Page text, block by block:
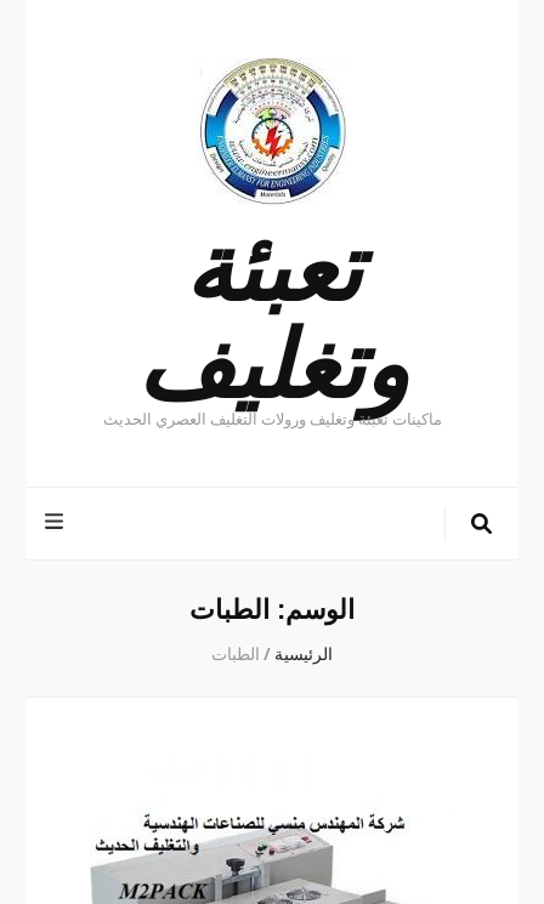
تعبئة
وتغليف
ماكينات تعبئة وتغليف ورولات التغليف العصري الحديث
الوسم: الطبات
الرئيسية / الطبات